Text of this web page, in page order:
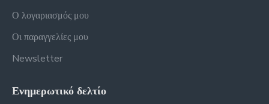
Ο λογαριασμός μου
Οι παραγγελίες μου
Newsletter
Ενημερωτικό δελτίο